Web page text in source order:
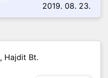
2019. 08. 23.
Hajdit Bt.